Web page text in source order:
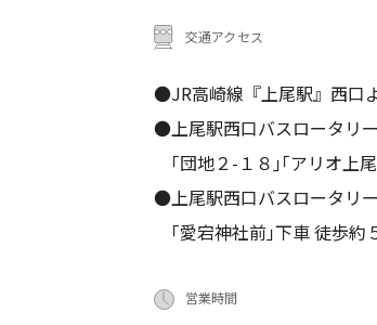
交通アクセス
●JR高崎線『上尾駅』西口
●上尾駅西口バスロータリ
｢団地２-１８｣｢アリオ上
●上尾駅西口バスロータリ
｢愛宕神社前｣下車 徒歩約
営業時間